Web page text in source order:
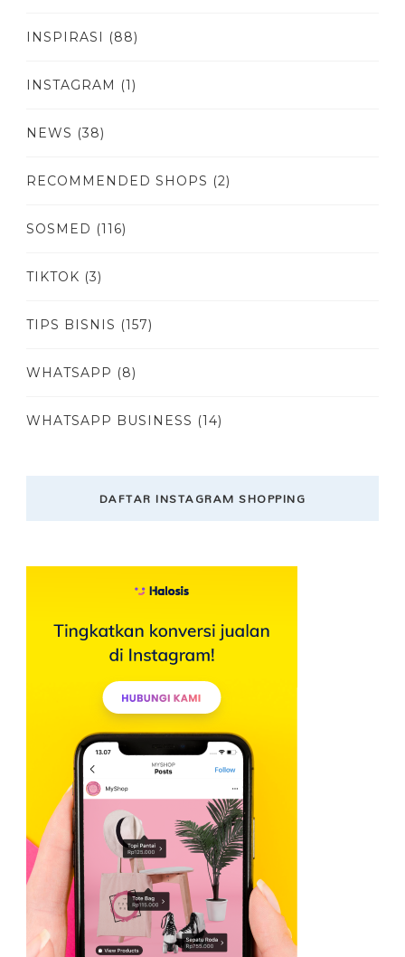
INSPIRASI (88)
INSTAGRAM (1)
NEWS (38)
RECOMMENDED SHOPS (2)
SOSMED (116)
TIKTOK (3)
TIPS BISNIS (157)
WHATSAPP (8)
WHATSAPP BUSINESS (14)
DAFTAR INSTAGRAM SHOPPING